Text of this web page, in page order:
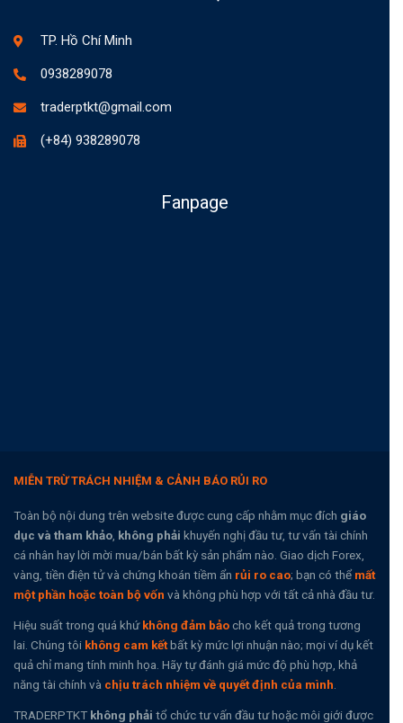
TP. Hồ Chí Minh
0938289078
traderptkt@gmail.com
(+84) 938289078
Fanpage
MIỄN TRỪ TRÁCH NHIỆM & CẢNH BÁO RỦI RO
Toàn bộ nội dung trên website được cung cấp nhằm mục đích giáo
dục và tham khảo, không phải khuyến nghị đầu tư, tư vấn tài chính
cá nhân hay lời mời mua/bán bất kỳ sản phẩm nào. Giao dịch Forex,
vàng, tiền điện tử và chứng khoán tiềm ẩn rủi ro cao; bạn có thể mất
một phần hoặc toàn bộ vốn và không phù hợp với tất cả nhà đầu tư.
Hiệu suất trong quá khứkhông đảm bảocho kết quả trong tương
lai. Chúng tôi không cam kếtbất kỳ mức lợi nhuận nào; mọi ví dụ kết
quả chỉ mang tính minh họa. Hãy tự đánh giá mức độ phù hợp, khả
năng tài chính và chịu trách nhiệm về quyết định của mình.
TRADERPTKT không phải tổ chức tư vấn đầu tư hoặc môi giới được